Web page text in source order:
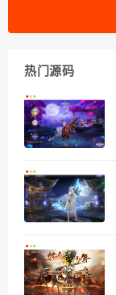
热门源码